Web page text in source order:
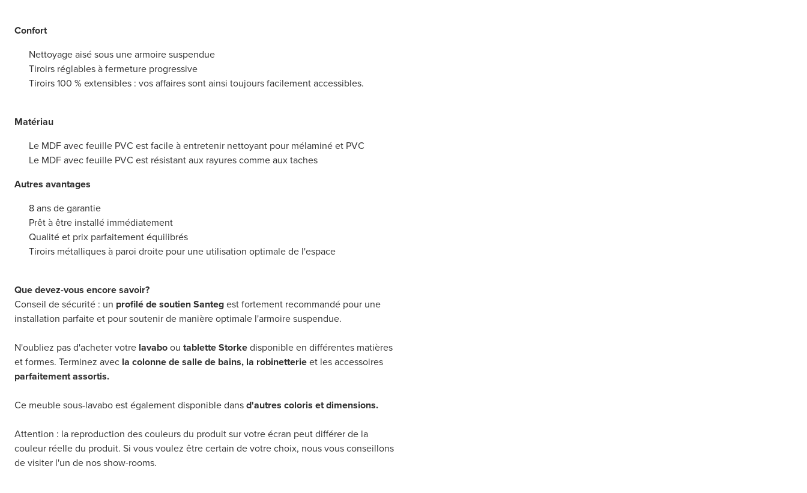
Confort
Nettoyage aisé sous une armoire suspendue
Tiroirs réglables à fermeture progressive
Tiroirs 100 % extensibles : vos affaires sont ainsi toujours facilement accessibles.
Matériau
Le MDF avec feuille PVC est facile à entretenir nettoyant pour mélaminé et PVC
Le MDF avec feuille PVC est résistant aux rayures comme aux taches
Autres avantages
8 ans de garantie
Prêt à être installé immédiatement
Qualité et prix parfaitement équilibrés
Tiroirs métalliques à paroi droite pour une utilisation optimale de l'espace
Que devez-vous encore savoir?
Conseil de sécurité : un profilé de soutien Santegest fortement recommandé pour une
installation parfaite et pour soutenir de manière optimale l'armoire suspendue.
N'oubliez pas d'acheter votre lavaboou tablette Storkedisponible en différentes matières
et formes. Terminez avec la colonne de salle de bains, la robinetterieet les accessoires
parfaitement assortis.
Ce meuble sous-lavabo est également disponible dansd'autres coloris et dimensions.
Attention : la reproduction des couleurs du produit sur votre écran peut différer de la
couleur réelle du produit. Si vous voulez être certain de votre choix, nous vous conseillons
de visiter l'un de nos show-rooms.